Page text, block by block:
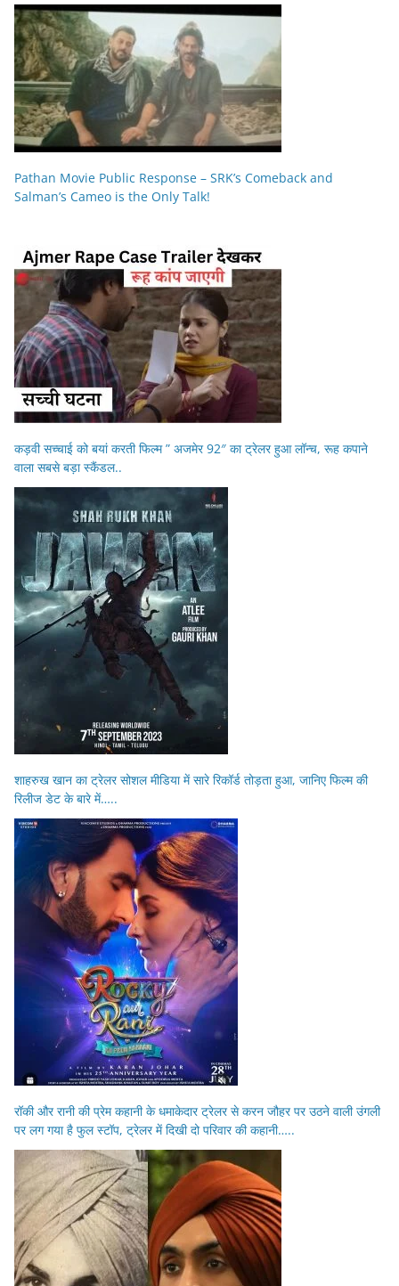
Pathan Movie Public Response – SRK’s Comeback and
Salman’s Cameo is the Only Talk!
कड़वी सच्चाई को बयां करती फिल्म ” अजमेर 92″ का ट्रेलर हुआ लॉन्च, रूह कपाने
वाला सबसे बड़ा स्कैंडल..
शाहरुख खान का ट्रेलर सोशल मीडिया में सारे रिकॉर्ड तोड़ता हुआ, जानिए फिल्म की
रिलीज डेट के बारे में…..
रॉकी और रानी की प्रेम कहानी के धमाकेदार ट्रेलर से करन जौहर पर उठने वाली उंगली
पर लग गया है फुल स्टॉप, ट्रेलर में दिखी दो परिवार की कहानी…..